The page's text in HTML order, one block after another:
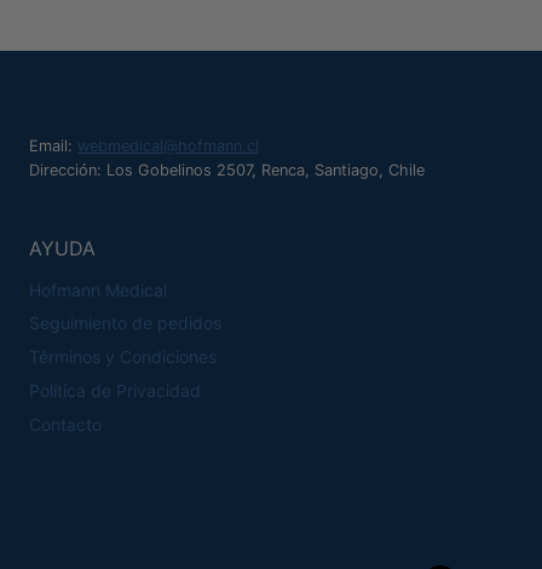
Email: webmedical@hofmann.cl
Dirección: Los Gobelinos 2507, Renca, Santiago, Chile
AYUDA
Hofmann Medical
Seguimiento de pedidos
Términos y Condiciones
Política de Privacidad
Contacto